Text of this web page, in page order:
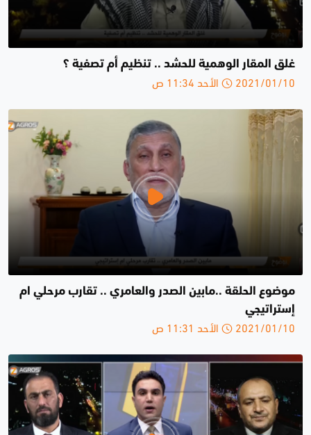
غلق المقار الوهمية للحشد .. تنظيم أم تصفية ؟
2021/01/10 الأحد 11:34 ص
موضوع الحلقة ..مابين الصدر والعامري .. تقارب مرحلي ام
إستراتيجي
2021/01/10 الأحد 11:31 ص